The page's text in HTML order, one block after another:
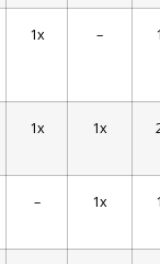
1x –
1x 1x
– 1x